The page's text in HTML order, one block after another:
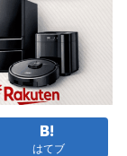
はてブ